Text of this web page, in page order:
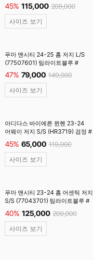
45% 115,000 209,000
사이즈 보기
푸마 맨시티 24-25 홈 저지 L/S
(77507601) 팀라이트블루 #
47% 79,000 149,000
사이즈 보기
아디다스 바이에른 뮌헨 23-24
어웨이 저지 S/S (HR3719) 검정 #
45% 65,000 119,000
사이즈 보기
푸마 맨시티 23-24 홈 어센틱 저지
S/S (77043701) 팀라이트블루 #
40% 125,000 209,000
사이즈 보기